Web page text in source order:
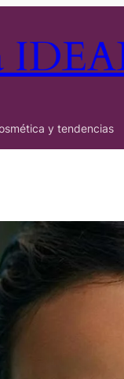
y tendencias